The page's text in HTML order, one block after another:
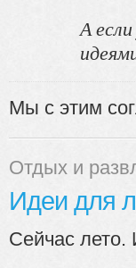
А
Мы с этим
Отдых и
Идеи для
Сейчас лето.